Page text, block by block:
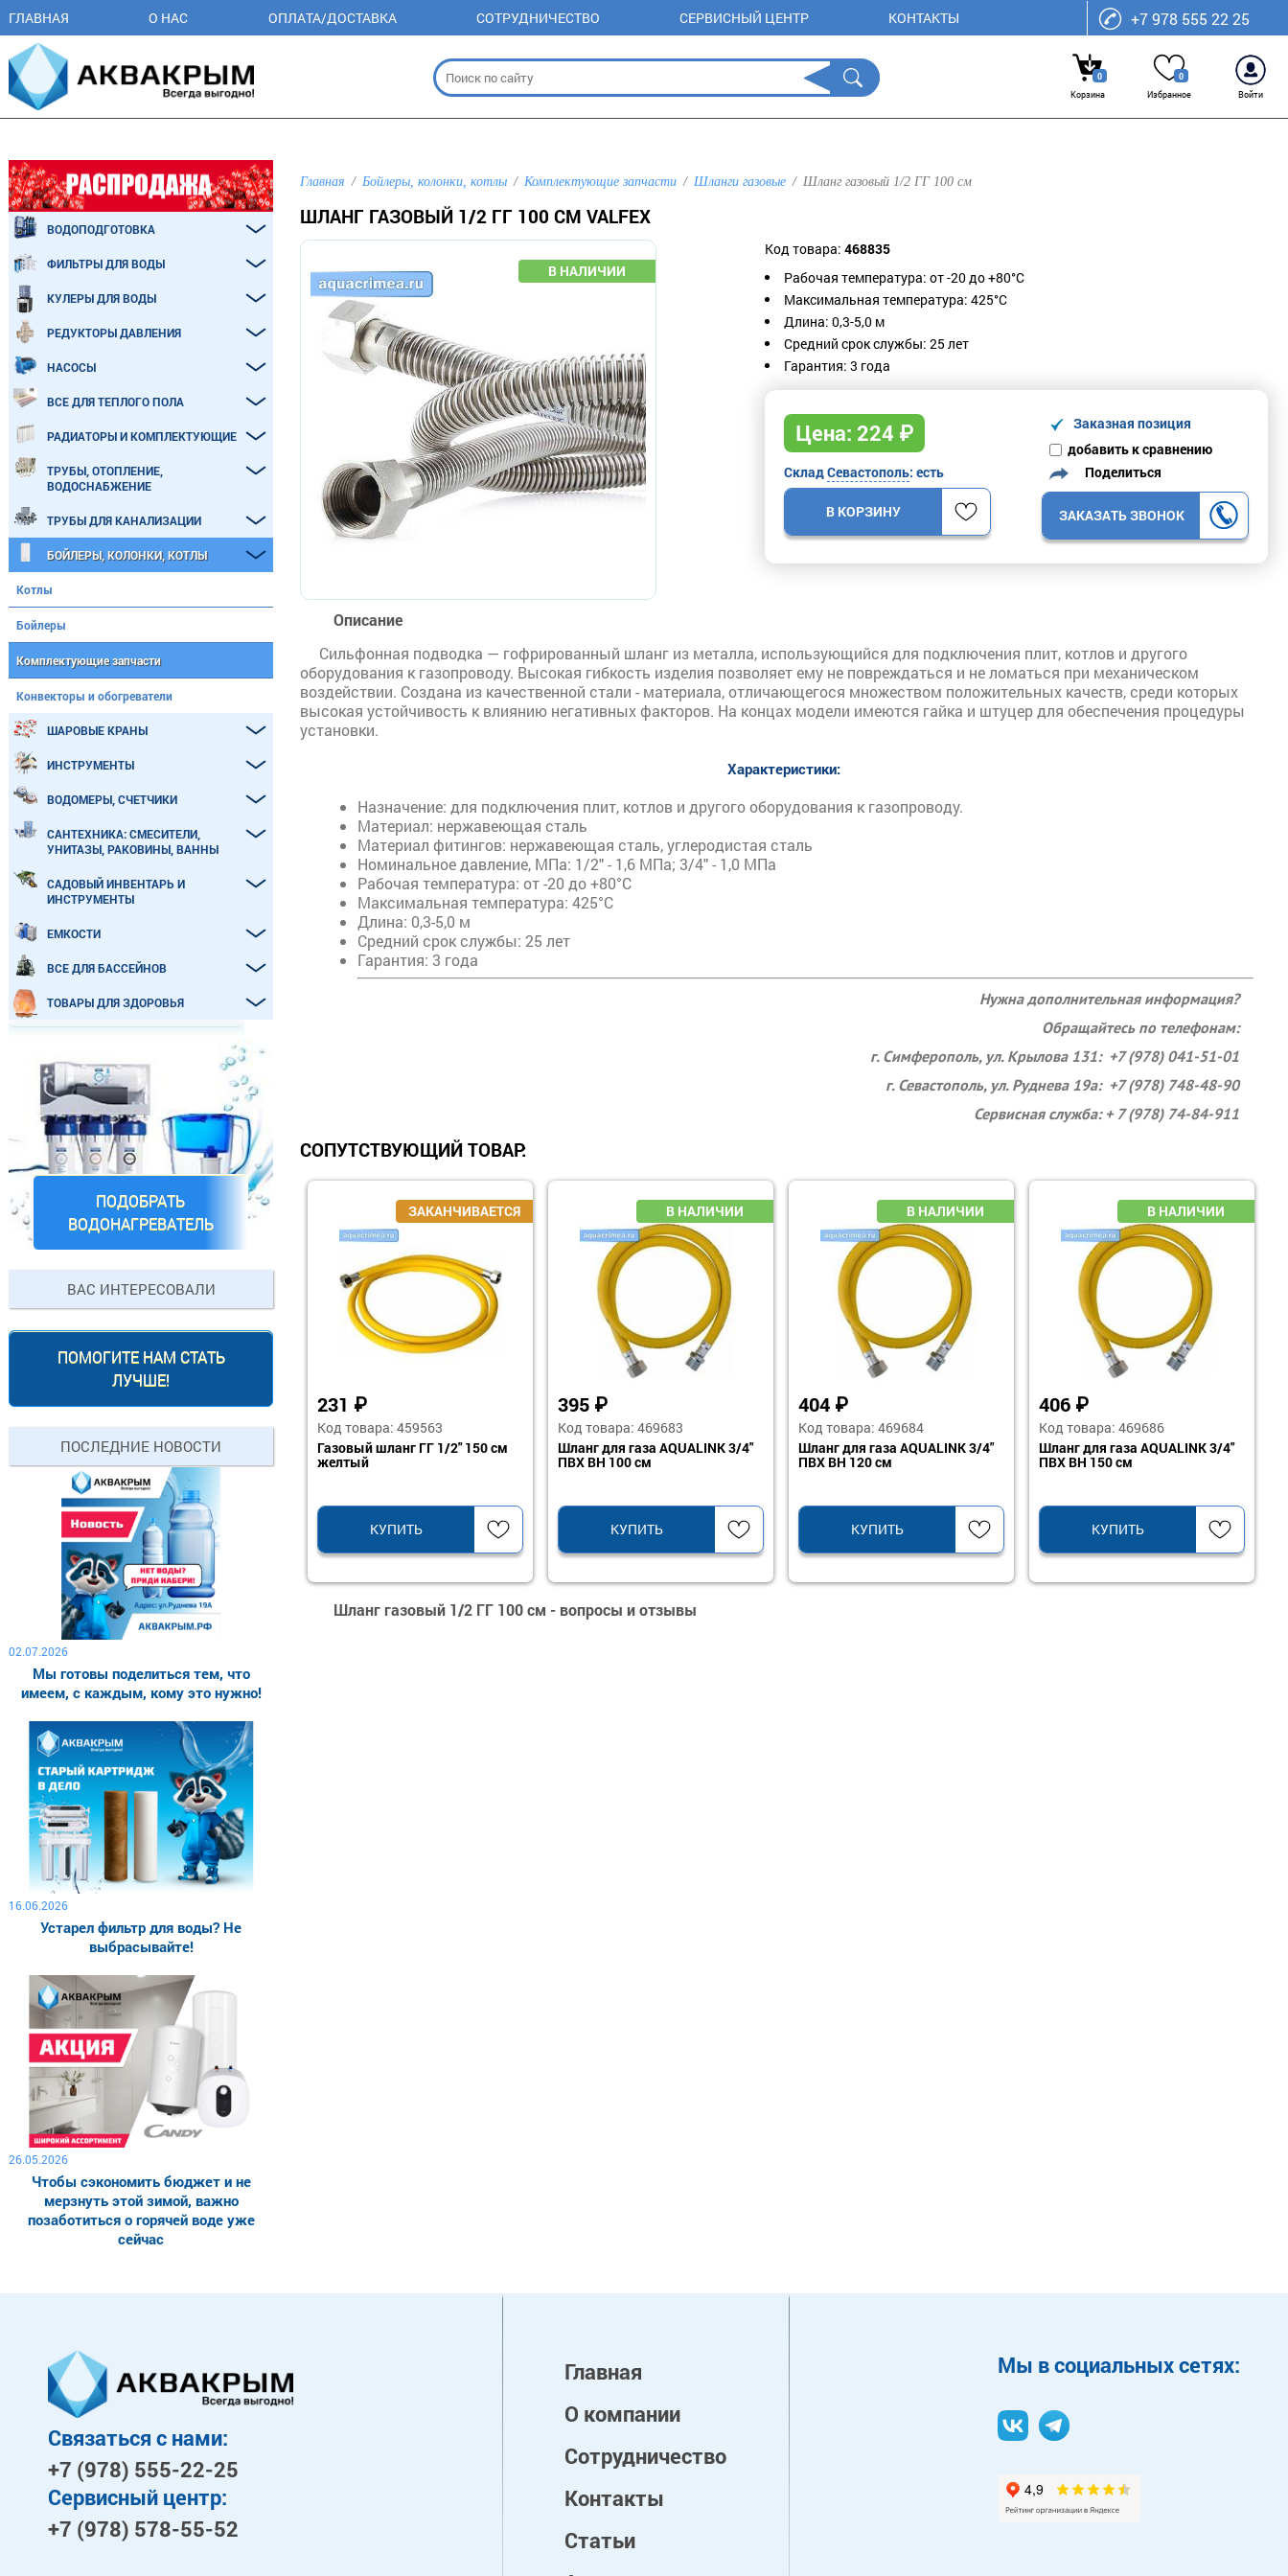
ГЛАВНАЯ О НАС ОПЛАТА/ДОСТАВКА СОТРУДНИЧЕСТВО СЕРВИСНЫЙ ЦЕНТР КОНТАКТЫ +7 978 555 22 25
0
Корзина
0
Избранное
Войти
Главная Бойлеры, колонки, котлы Комплектующие запчасти Шланги газовые Шланг газовый 1/2 ГГ 100 см
ШЛАНГ ГАЗОВЫЙ 1/2 ГГ 100 СМ VALFEX
Код товара: 468835
Рабочая температура: от -20 до +80°С
Максимальная температура: 425°С
Длина: 0,3-5,0 м
Средний срок службы: 25 лет
Гарантия: 3 года
Цена: 224 ₽
Заказная позиция
добавить к сравнению
СкладСевастополь: есть
В КОРЗИНУ
Поделиться
ЗАКАЗАТЬ ЗВОНОК
Описание
Сильфонная подводка — гофрированный шланг из металла, использующийся для подключения плит, котлов и другого
оборудования к газопроводу. Высокая гибкость изделия позволяет ему не повреждаться и не ломаться при механическом
воздействии. Создана из качественной стали - материала, отличающегося множеством положительных качеств, среди которых
высокая устойчивость к влиянию негативных факторов. На концах модели имеются гайка и штуцер для обеспечения процедуры
установки.
Характеристики:
Назначение: для подключения плит, котлов и другого оборудования к газопроводу.
Материал: нержавеющая сталь
Материал фитингов: нержавеющая сталь, углеродистая сталь
Номинальное давление, МПа: 1/2" - 1,6 МПа; 3/4" - 1,0 МПа
Рабочая температура: от -20 до +80°С
Максимальная температура: 425°С
Длина: 0,3-5,0 м
Средний срок службы: 25 лет
Гарантия: 3 года
Нужна дополнительная информация?
Обращайтесь по телефонам:
г. Симферополь, ул. Крылова 131: +7 (978) 041-51-01
г. Севастополь, ул. Руднева 19а: +7 (978) 748-48-90
Сервисная служба: + 7 (978) 74-84-911
СОПУТСТВУЮЩИЙ ТОВАР:
231 ₽
Код товара: 459563
Газовый шланг ГГ 1/2" 150 см
желтый
КУПИТЬ
395 ₽
Код товара: 469683
Шланг для газа AQUALINK 3/4"
ПВХ ВН 100 см
КУПИТЬ
404 ₽
Код товара: 469684
Шланг для газа AQUALINK 3/4"
ПВХ ВН 120 см
КУПИТЬ
406 ₽
Код товара: 469686
Шланг для газа AQUALINK 3/4"
ПВХ ВН 150 см
КУПИТЬ
Шланг газовый 1/2 ГГ 100 см - вопросы и отзывы
ВОДОПОДГОТОВКА
ФИЛЬТРЫ ДЛЯ ВОДЫ
КУЛЕРЫ ДЛЯ ВОДЫ
РЕДУКТОРЫ ДАВЛЕНИЯ
НАСОСЫ
ВСЕ ДЛЯ ТЕПЛОГО ПОЛА
РАДИАТОРЫ И КОМПЛЕКТУЮЩИЕ
ТРУБЫ, ОТОПЛЕНИЕ,
ВОДОСНАБЖЕНИЕ
ТРУБЫ ДЛЯ КАНАЛИЗАЦИИ
БОЙЛЕРЫ, КОЛОНКИ, КОТЛЫ
Котлы
Бойлеры
Комплектующие запчасти
Конвекторы и обогреватели
ШАРОВЫЕ КРАНЫ
ИНСТРУМЕНТЫ
ВОДОМЕРЫ, СЧЕТЧИКИ
САНТЕХНИКА: СМЕСИТЕЛИ,
УНИТАЗЫ, РАКОВИНЫ, ВАННЫ
САДОВЫЙ ИНВЕНТАРЬ И
ИНСТРУМЕНТЫ
ЕМКОСТИ
ВСЕ ДЛЯ БАССЕЙНОВ
ТОВАРЫ ДЛЯ ЗДОРОВЬЯ
ПОДОБРАТЬ
ВОДОНАГРЕВАТЕЛЬ
ВАС ИНТЕРЕСОВАЛИ
ПОМОГИТЕ НАМ СТАТЬ
ЛУЧШЕ!
ПОСЛЕДНИЕ НОВОСТИ
02.07.2026
Мы готовы поделиться тем, что
имеем, с каждым, кому это нужно!
16.06.2026
Устарел фильтр для воды? Не
выбрасывайте!
26.05.2026
Чтобы сэкономить бюджет и не
мерзнуть этой зимой, важно
позаботиться о горячей воде уже
сейчас
Связаться с нами:
+7 (978) 555-22-25
Сервисный центр:
+7 (978) 578-55-52
Главная
О компании
Сотрудничество
Контакты
Статьи
Mы в социальных сетях: